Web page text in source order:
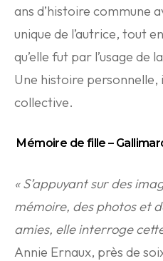
ans d’histoire commune
unique de l’autrice, tout
qu’elle fut par l’usage de
Une histoire
collective.
Mémoire de fille –
« S’appuyant sur des
mémoire, des photos et
amies, elle interroge
Annie Ernaux, près de